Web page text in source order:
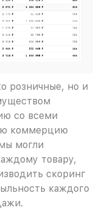
розничные, но и
со всеми
коммерцию
могли
товару,
скоринг
каждого